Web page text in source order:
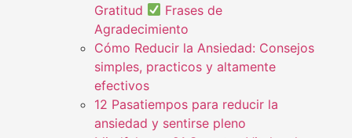
Gratitud
Frases de
Agradecimiento
Cómo Reducir la Ansiedad: Consejos
simples, practicos y altamente
efectivos
12 Pasatiempos para reducir la
ansiedad y sentirse pleno